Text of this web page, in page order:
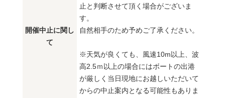
開催中止に関し
て
止と判断させて頂く場合がございま
す。
自然相手のため予めご了承ください。
※天気が良くても、風速10m以上、波
高2.5ｍ以上の場合にはボートの出港
が厳しく当日現地にお越しいただいて
からの中止案内となる可能性もありま